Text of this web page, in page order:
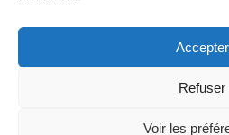
Accepter
Refuser
Voir les